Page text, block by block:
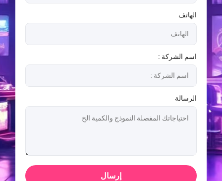
الهاتف
اسم الشركة :
الرسالة
إرسال